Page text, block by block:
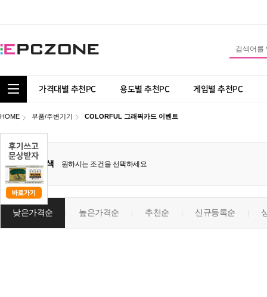
통합 카테고리 보기
가격대별 추천PC 용도별 추천PC 게임별 추천PC
HOME 부품/주변기기 COLORFUL 그래픽카드 이벤트
상세검색 원하시는 조건을 선택하세요
낮은가격순 높은가격순 추천순 신규등록순